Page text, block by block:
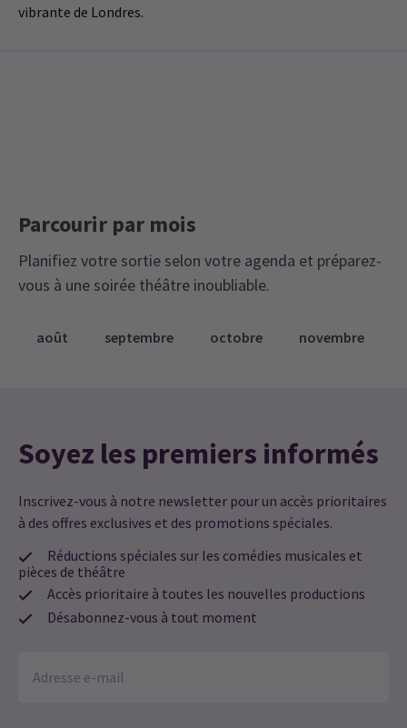
vibrante de Londres.
Parcourir par mois
Planifiez votre sortie selon votre agenda et préparez-
vous à une soirée théâtre inoubliable.
août septembre octobre novembre
Soyez les premiers informés
Inscrivez-vous à notre newsletter pour un accès prioritaires
à des offres exclusives et des promotions spéciales.
Réductions spéciales sur les comédies musicales et
pièces de théâtre
Accès prioritaire à toutes les nouvelles productions
Désabonnez-vous à tout moment